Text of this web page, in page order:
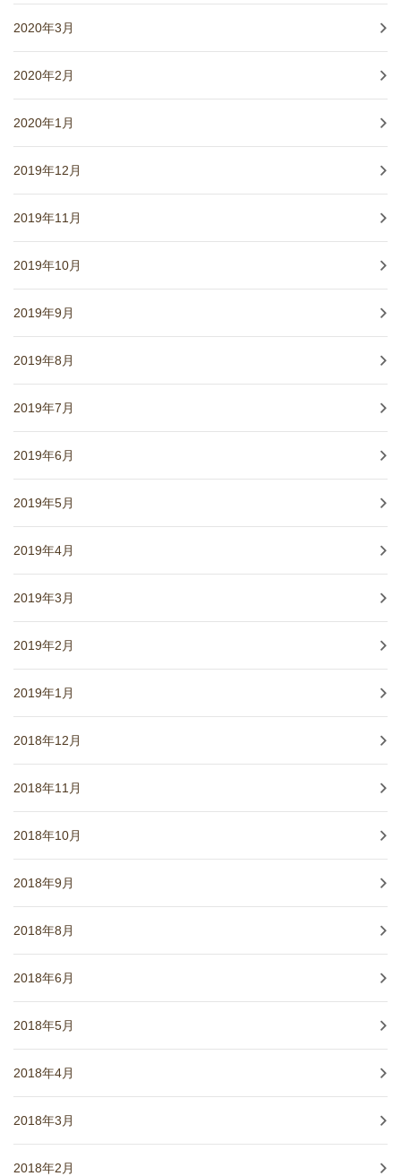
2020年3月
2020年2月
2020年1月
2019年12月
2019年11月
2019年10月
2019年9月
2019年8月
2019年7月
2019年6月
2019年5月
2019年4月
2019年3月
2019年2月
2019年1月
2018年12月
2018年11月
2018年10月
2018年9月
2018年8月
2018年6月
2018年5月
2018年4月
2018年3月
2018年2月